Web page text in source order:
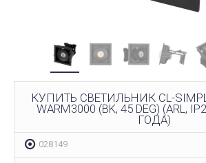
КУПИТЬ СВЕТИЛЬНИК CL-
WARM3000 (BK, 45 DEG) (ARL,
ГОДА)
028149